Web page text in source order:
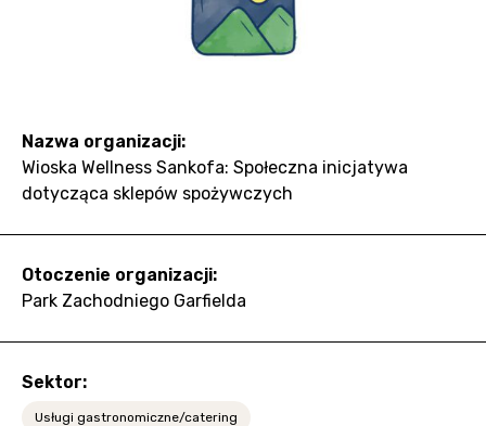
Nazwa organizacji:
Wioska Wellness Sankofa: Społeczna inicjatywa
dotycząca sklepów spożywczych
Otoczenie organizacji:
Park Zachodniego Garfielda
Sektor:
Usługi gastronomiczne/catering